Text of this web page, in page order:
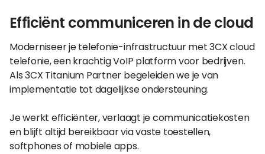
Efficiënt communiceren in de cloud
Moderniseer je telefonie-infrastructuur met 3CX cloud
telefonie, een krachtig VoIP platform voor bedrijven.
Als 3CX Titanium Partner begeleiden we je van
implementatie tot dagelijkse ondersteuning.
Je werkt efficiënter, verlaagt je communicatiekosten
en blijft altijd bereikbaar via vaste toestellen,
softphones of mobiele apps.